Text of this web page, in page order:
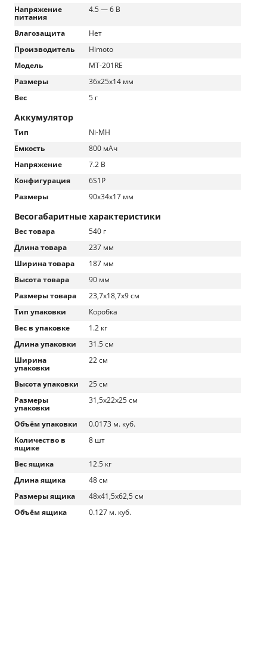
Напряжение
питания
4.5 — 6 В
Влагозащита
Нет
Производитель
Himoto
Модель
MT-201RE
Размеры
36x25x14 мм
Вес
5 г
Аккумулятор
Тип
Ni-MH
Емкость
800 мАч
Напряжение
7.2 В
Конфигурация
6S1P
Размеры
90x34x17 мм
Весогабаритные характеристики
Вес товара
540 г
Длина товара
237 мм
Ширина товара
187 мм
Высота товара
90 мм
Размеры товара
23,7х18,7х9 см
Тип упаковки
Коробка
Вес в упаковке
1.2 кг
Длина упаковки
31.5 см
Ширина
упаковки
22 см
Высота упаковки
25 см
Размеры
упаковки
31,5x22x25 см
Объём упаковки
0.0173 м. куб.
Количество в
ящике
8 шт
Вес ящика
12.5 кг
Длина ящика
48 см
Размеры ящика
48x41,5x62,5 см
Объём ящика
0.127 м. куб.